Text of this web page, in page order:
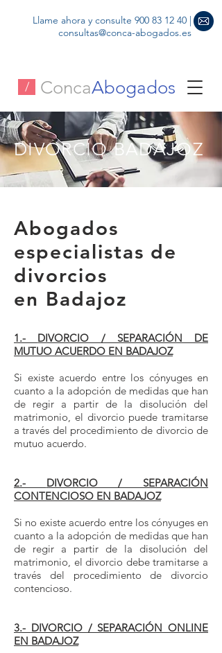
/ ConcaAbogados
Llame ahora y consulte 900 83 12 40 |
consultas@conca-abogados.es
DIVORCIO BADAJOZ
Abogados
especialistas de
divorcios
en Badajoz
1.- DIVORCIO / SEPARACIÓN DE
MUTUO ACUERDO EN BADAJOZ
Si existe acuerdo entre los cónyuges en
cuanto a la adopción de medidas que han
de regir a partir de la disolución del
matrimonio, el divorcio puede tramitarse
a través del procedimiento de divorcio de
mutuo acuerdo.
2.- DIVORCIO / SEPARACIÓN
CONTENCIOSO EN BADAJOZ
Si no existe acuerdo entre los cónyuges en
cuanto a la adopción de medidas que han
de regir a partir de la disolución del
matrimonio, el divorcio debe tramitarse a
través del procedimiento de divorcio
contencioso.
3.- DIVORCIO / SEPARACIÓN ONLINE
EN BADAJOZ